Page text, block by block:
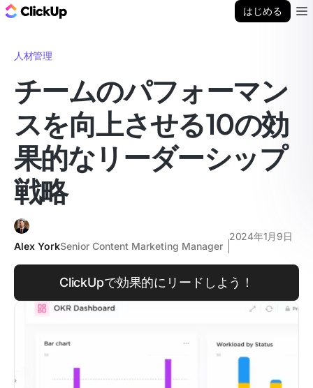
はじめる
人材管理
チームのパフォーマン
スを向上させる10の効
果的なリーダーシップ
戦略
Alex YorkSenior Content Marketing Manager
2024年1月9日
ClickUpで効果的にリードしよう！